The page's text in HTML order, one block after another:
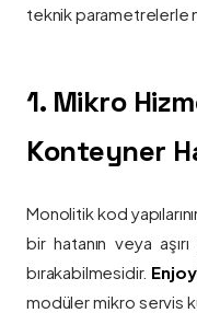
teknik parametrelerle
1. Mikro
Konteyner
Monolitik kod
bir hatanın veya
bırakabilmesidir.
modüler mikro servis